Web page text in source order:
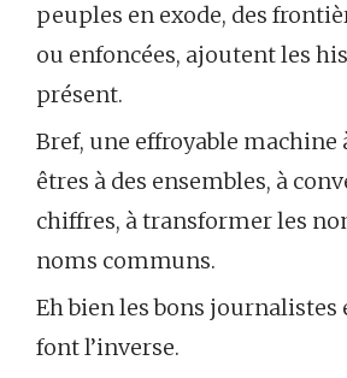
peuples en exode, des
ou enfoncées, ajoutent les
présent.
Bref, une effroyable machine
êtres à des ensembles, à
chiffres, à transformer les
noms communs.
Eh bien les bons journalistes
font l’inverse.